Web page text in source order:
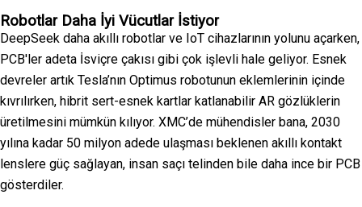
Robotlar Daha İyi Vücutlar İstiyor
DeepSeek daha akıllı robotlar ve IoT cihazlarının yolunu açarken,
PCB'ler adeta İsviçre çakısı gibi çok işlevli hale geliyor. Esnek
devreler artık Tesla’nın Optimus robotunun eklemlerinin içinde
kıvrılırken, hibrit sert-esnek kartlar katlanabilir AR gözlüklerin
üretilmesini mümkün kılıyor. XMC’de mühendisler bana, 2030
yılına kadar 50 milyon adede ulaşması beklenen akıllı kontakt
lenslere güç sağlayan, insan saçı telinden bile daha ince bir PCB
gösterdiler.